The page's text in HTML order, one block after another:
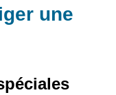
une